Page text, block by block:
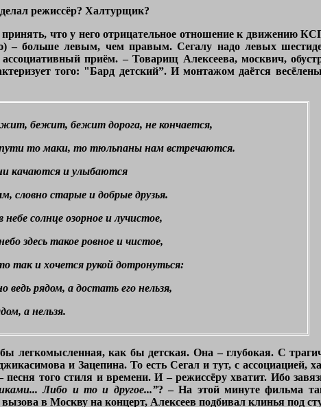
режиссёр? Халтурщик?
что у него отрицательное отношение к движению
– больше левым, чем правым. Сегалу надо левых
приём. – Товарищ Алексеева, москвич,
того: "Бард детский”. И монтажом даётся
бежит, бежит дорога, не кончается,
то маки, то тюльпаны нам встречаются.
качаются и улыбаются
словно старые и добрые друзья.
небе солнце озорное и лучистое,
здесь такое ровное и чистое,
так и хочется рукой дотронуться:
ведь рядом, а достать его нельзя,
а нельзя.
легкомысленная, как бы детская. Она – глубокая. С
и Зацепина. То есть Сегал и тут, с ассоциацией,
песня того стиля и времени. И – режиссёру хватит. Ибо
Либо и то и другое...”? – На этой минуте фильма
вызова в Москву на концерт, Алексеев подбивал клинья под